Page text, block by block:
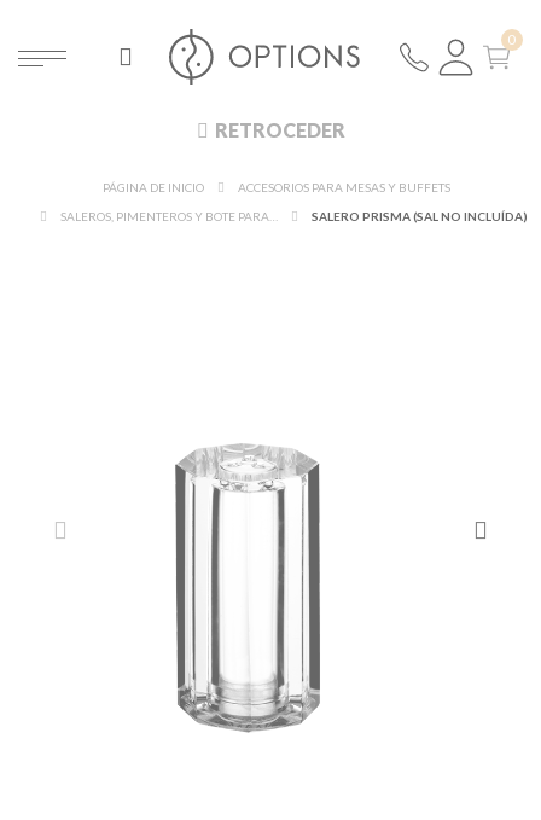
RETROCEDER
PÁGINA DE INICIO
ACCESORIOS PARA MESAS Y BUFFETS
SALERO PRISMA (SAL NO INCLUÍDA)